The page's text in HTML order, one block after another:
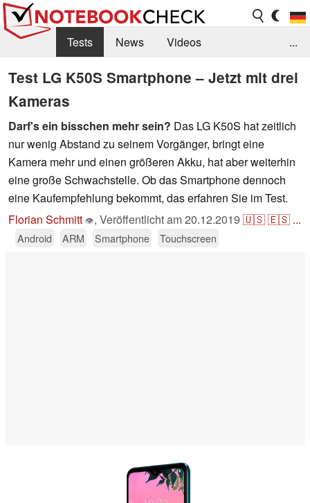
Tests News
Videos
Benchmarks & Tech
Externe Tests
Kaufberatung
Forum
...
Test LG K50S Smartphone – Jetzt mit drei
Kameras
Darf's ein bisschen mehr sein? Das LG K50S hat zeitlich
nur wenig Abstand zu seinem Vorgänger, bringt eine
Kamera mehr und einen größeren Akku, hat aber weiterhin
eine große Schwachstelle. Ob das Smartphone dennoch
eine Kaufempfehlung bekommt, das erfahren Sie im Test.
Florian Schmitt 👁, Veröffentlicht am20.12.2019 🇺🇸🇪🇸 ...
Android ARM Smartphone Touchscreen